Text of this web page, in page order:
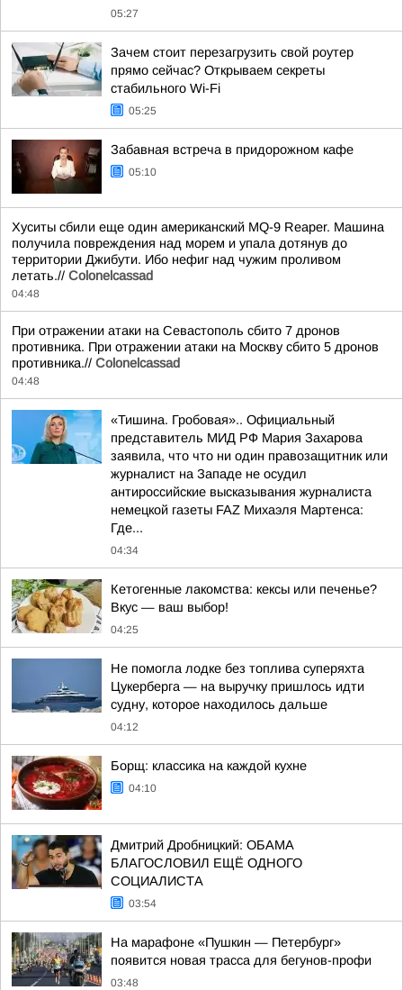
05:27
Зачем стоит перезагрузить свой роутер
прямо сейчас? Открываем секреты
стабильного Wi-Fi
05:25
Забавная встреча в придорожном кафе
05:10
Хуситы сбили еще один американский MQ-9 Reaper. Машина
получила повреждения над морем и упала дотянув до
территории Джибути. Ибо нефиг над чужим проливом
летать.// Colonelcassad
04:48
При отражении атаки на Севастополь сбито 7 дронов
противника. При отражении атаки на Москву сбито 5 дронов
противника.// Colonelcassad
04:48
«Тишина. Гробовая».. Официальный
представитель МИД РФ Мария Захарова
заявила, что что ни один правозащитник или
журналист на Западе не осудил
антироссийские высказывания журналиста
немецкой газеты FAZ Михаэля Мартенса:
Где...
04:34
Кетогенные лакомства: кексы или печенье?
Вкус — ваш выбор!
04:25
Не помогла лодке без топлива суперяхта
Цукерберга — на выручку пришлось идти
судну, которое находилось дальше
04:12
Борщ: классика на каждой кухне
04:10
Дмитрий Дробницкий: ОБАМА
БЛАГОСЛОВИЛ ЕЩЁ ОДНОГО
СОЦИАЛИСТА
03:54
На марафоне «Пушкин — Петербург»
появится новая трасса для бегунов-профи
03:48